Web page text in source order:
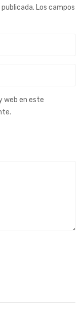
Los campos
web en este